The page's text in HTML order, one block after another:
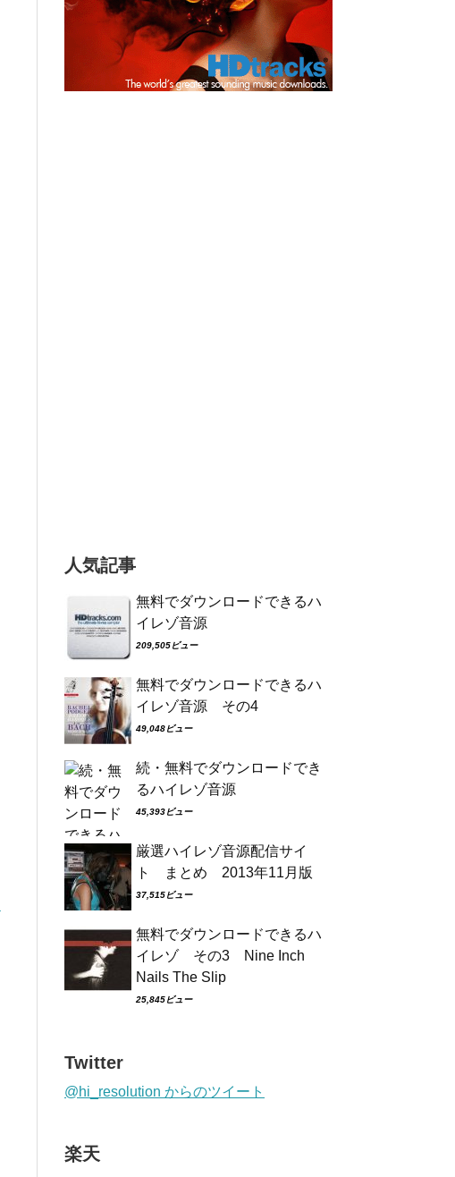
人気記事
無料でダウンロードできるハ
イレゾ音源
209,505ビュー
無料でダウンロードできるハ
イレゾ音源 その4
49,048ビュー
続・無料でダウンロードでき
るハイレゾ音源
45,393ビュー
厳選ハイレゾ音源配信サイ
ト まとめ 2013年11月版
37,515ビュー
無料でダウンロードできるハ
イレゾ その3 Nine Inch
Nails The Slip
25,845ビュー
Twitter
@hi_resolution からのツイート
楽天